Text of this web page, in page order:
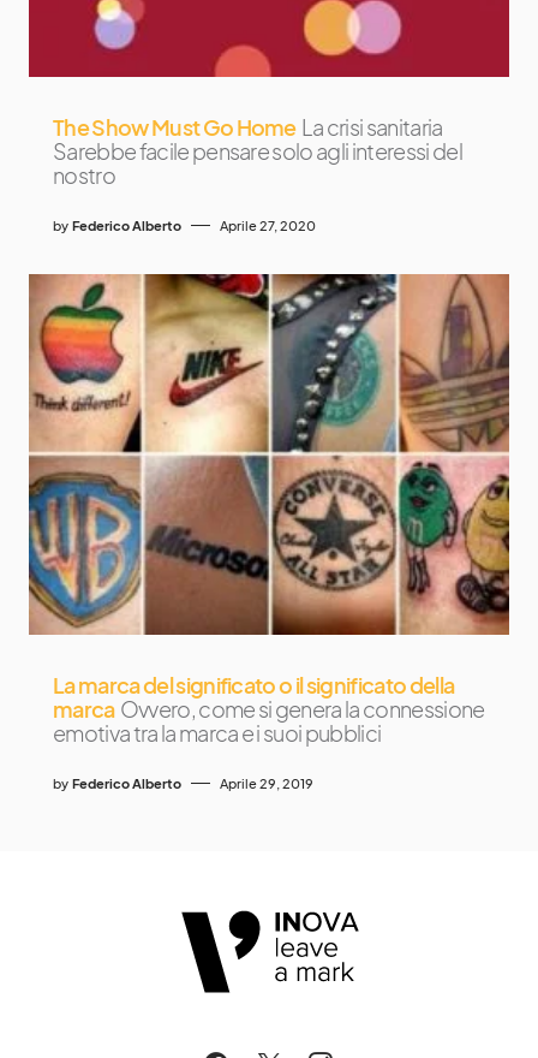
The Show Must Go Home La crisi sanitaria
Sarebbe facile pensare solo agli interessi del
nostro
by Federico Alberto Aprile 27, 2020
La marca del significato o il significato della
marca Ovvero, come si genera la connessione
emotiva tra la marca e i suoi pubblici
by Federico Alberto Aprile 29, 2019